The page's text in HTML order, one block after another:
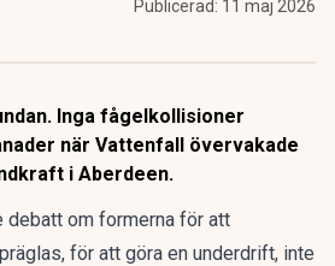
Publicerad: 11 maj 2026
Inga fågelkollisioner
när Vattenfall övervakade
i Aberdeen.
debatt om formerna för att
för att göra en underdrift, inte